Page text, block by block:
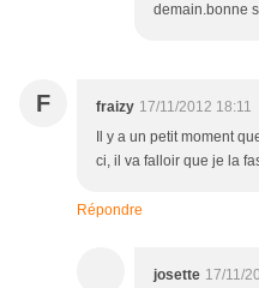
demain.bonne
F fraizy 17/11/2012 18:11
Il y a un petit moment
ci, il va falloir que je la
Répondre
josette 17/11/